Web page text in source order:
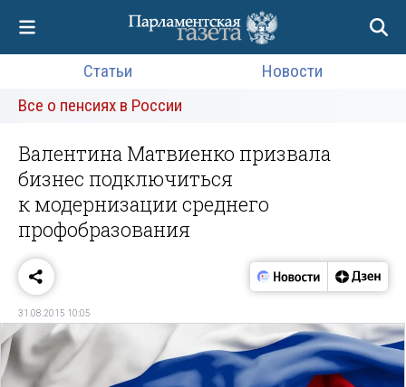
Статьи
Новости
Все о пенсиях в России
Валентина Матвиенко призвала
бизнес подключиться
к модернизации среднего
профобразования
31.08.2015 10:05